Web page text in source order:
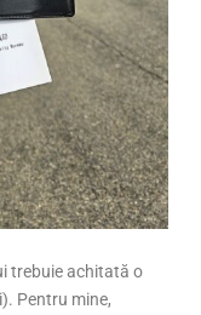
trebuie achitată o
Pentru mine,